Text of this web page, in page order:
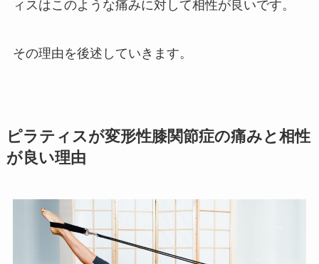
ィスはこのような痛みに対して相性が良いです。
その理由を後述していきます。
ピラティスが変形性膝関節症の痛みと相性
が良い理由